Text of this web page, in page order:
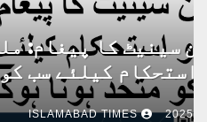
PAKISTAN
چیئرمین سینیٹ
ترقی و استحکام
ہونا ہوگا
اگست 18, 2025 TIMES